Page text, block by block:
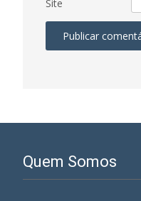
Site
Quem Somos